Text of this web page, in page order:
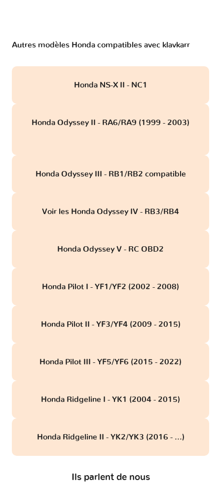
Autres modèles Honda compatibles avec klavkarr
Honda NS-X II - NC1
Honda Odyssey II - RA6/RA9 (1999 - 2003)
Honda Odyssey III - RB1/RB2 compatible
Voir les Honda Odyssey IV - RB3/RB4
Honda Odyssey V - RC OBD2
Honda Pilot I - YF1/YF2 (2002 - 2008)
Honda Pilot II - YF3/YF4 (2009 - 2015)
Honda Pilot III - YF5/YF6 (2015 - 2022)
Honda Ridgeline I - YK1 (2004 - 2015)
Honda Ridgeline II - YK2/YK3 (2016 - ...)
Ils parlent de nous